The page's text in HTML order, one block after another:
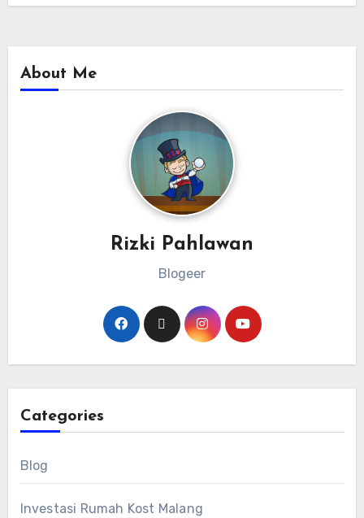
About Me
Rizki Pahlawan
Blogeer
Categories
Blog
Investasi Rumah Kost Malang